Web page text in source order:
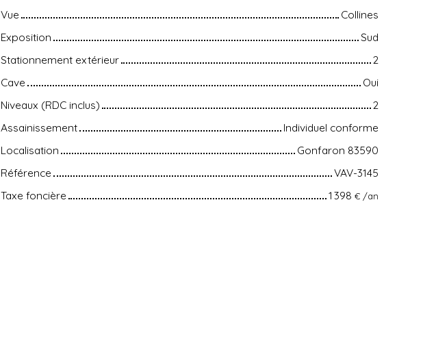
Vue
Collines
Exposition
Sud
Stationnement extérieur
2
Cave
Oui
Niveaux (RDC inclus)
2
Assainissement
Individuel conforme
Localisation
Gonfaron 83590
Référence
VAV-3145
Taxe foncière
1 398 € /an